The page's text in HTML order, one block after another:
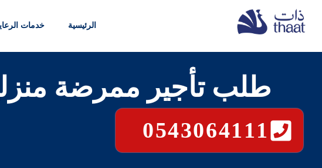
الرئيسية خدمات
طلب تأجير ممرضة
0543064111